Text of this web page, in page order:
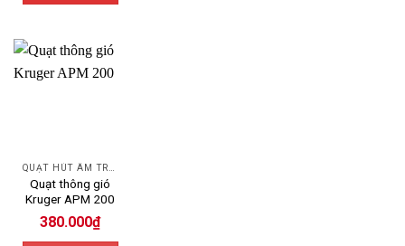
Quạt thông gió
Kruger APM 200
380.000₫